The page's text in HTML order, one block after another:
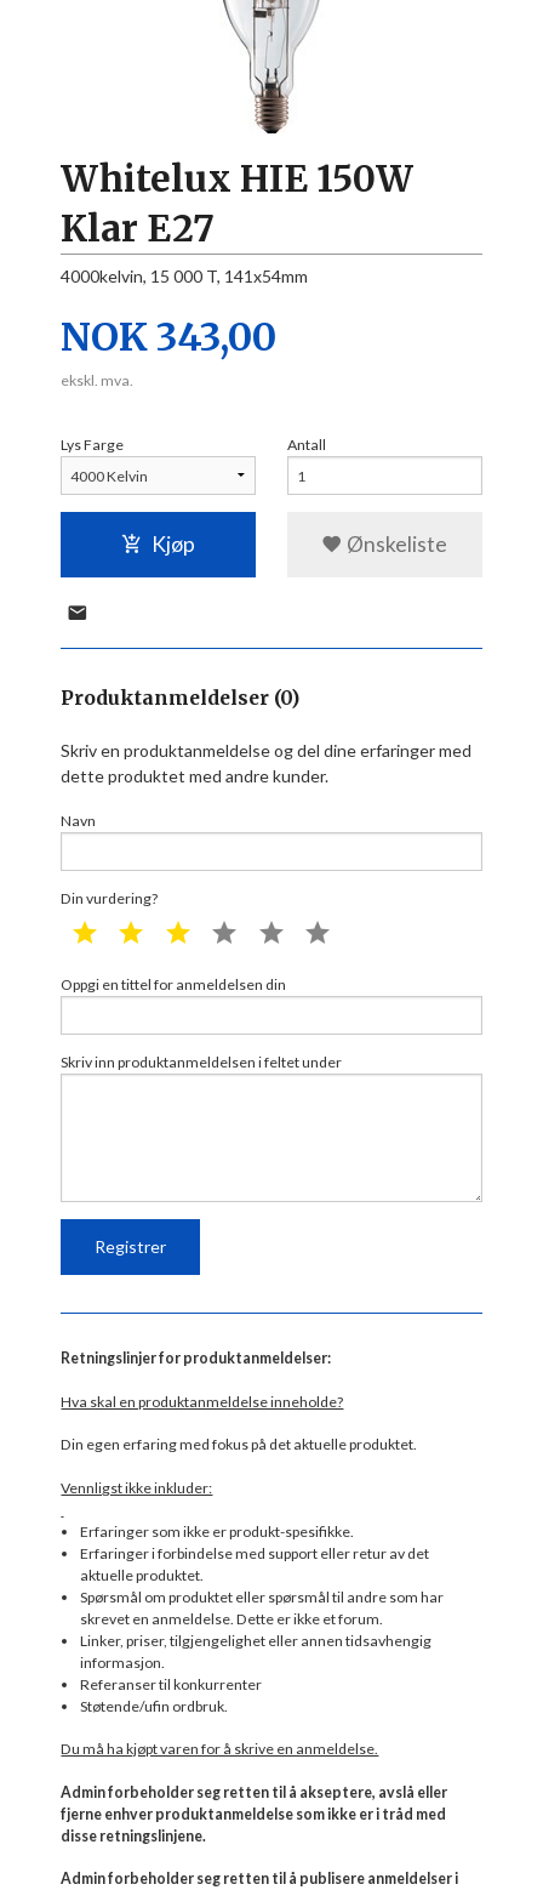
Whitelux HIE 150W
Klar E27
4000kelvin, 15 000 T, 141x54mm
Pris
NOK343,00
ekskl. mva.
Lys Farge Antall
Kjøp Ønskeliste
Produktanmeldelser (0)
Skriv en produktanmeldelse og del dine erfaringer med
dette produktet med andre kunder.
Navn
Din vurdering?
1 star 2 star 3 star 4 star 5 star
Oppgi en tittel for anmeldelsen din
Skriv inn produktanmeldelsen i feltet under
Retningslinjer for produktanmeldelser:
Hva skal en produktanmeldelse inneholde?
Din egen erfaring med fokus på det aktuelle produktet.
Vennligst ikke inkluder:
Erfaringer som ikke er produkt-spesifikke.
Erfaringer i forbindelse med support eller retur av det
aktuelle produktet.
Spørsmål om produktet eller spørsmål til andre som har
skrevet en anmeldelse. Dette er ikke et forum.
Linker, priser, tilgjengelighet eller annen tidsavhengig
informasjon.
Referanser til konkurrenter
Støtende/ufin ordbruk.
Du må ha kjøpt varen for å skrive en anmeldelse.
Admin forbeholder seg retten til å akseptere, avslå eller
fjerne enhver produktanmeldelse som ikke er i tråd med
disse retningslinjene.
Admin forbeholder seg retten til å publisere anmeldelser i